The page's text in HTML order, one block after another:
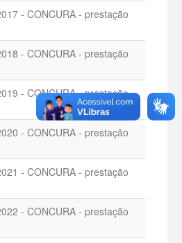
- CONCURA - prestação
- CONCURA - prestação
- CONCURA - prestação
- CONCURA - prestação
- CONCURA - prestação
- CONCURA - prestação